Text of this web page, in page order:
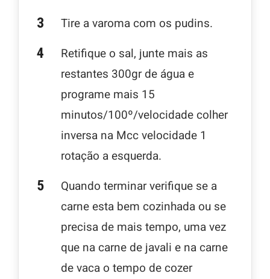
Tire a varoma com os pudins.
Retifique o sal, junte mais as
restantes 300gr de água e
programe mais 15
minutos/100º/velocidade colher
inversa na Mcc velocidade 1
rotação a esquerda.
Quando terminar verifique se a
carne esta bem cozinhada ou se
precisa de mais tempo, uma vez
que na carne de javali e na carne
de vaca o tempo de cozer